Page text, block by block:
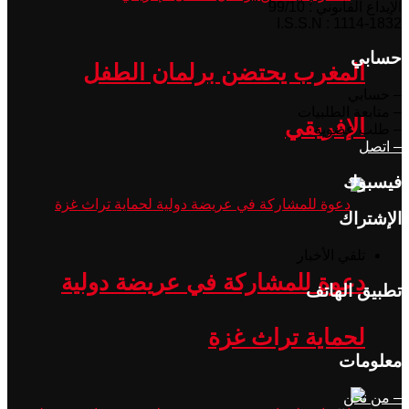
المغرب يحتضن برلمان الطفل
الإفريقي
دعوة للمشاركة في عريضة دولية
لحماية تراث غزة
الإيداع القانوني : 99/10
حسابي
– طلب عضوية
– اتصل
فيسبوك
الإشتراك
تطبيق الهاتف
معلومات
– من نحن